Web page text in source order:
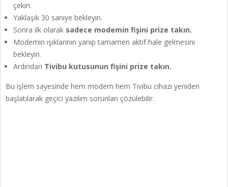
çekin.
Yaklaşık 30 saniye bekleyin.
Sonra ilk olarak sadece modemin fişini prize takın.
Modemin ışıklarının yanıp tamamen aktif hale gelmesini
bekleyin.
Ardından Tivibu kutusunun fişini prize takın.
Bu işlem sayesinde hem modem hem Tivibu cihazı yeniden
başlatılarak geçici yazılım sorunları çözülebilir.